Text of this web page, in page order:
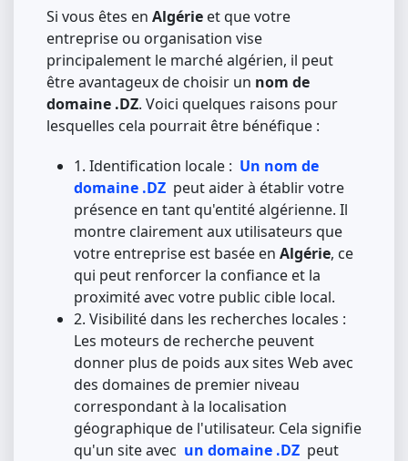
Si vous êtes en Algérie et que votre
entreprise ou organisation vise
principalement le marché algérien, il peut
être avantageux de choisir un nom de
domaine .DZ. Voici quelques raisons pour
lesquelles cela pourrait être bénéfique :
1. Identification locale : Un nom de
domaine .DZ peut aider à établir votre
présence en tant qu'entité algérienne. Il
montre clairement aux utilisateurs que
votre entreprise est basée en Algérie, ce
qui peut renforcer la confiance et la
proximité avec votre public cible local.
2. Visibilité dans les recherches locales :
Les moteurs de recherche peuvent
donner plus de poids aux sites Web avec
des domaines de premier niveau
correspondant à la localisation
géographique de l'utilisateur. Cela signifie
qu'un site avec un domaine .DZ peut